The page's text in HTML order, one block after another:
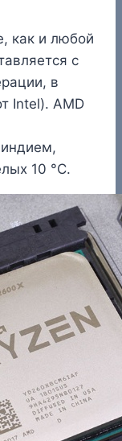
как и любой
с
в
Intel). AMD
10 °C.